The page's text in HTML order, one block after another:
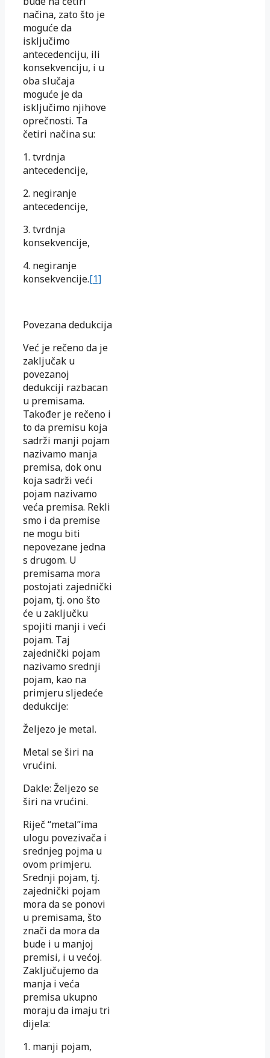
načina, zato što je
moguće da
isključimo
antecedenciju, ili
konsekvenciju, i u
oba slučaja
moguće je da
isključimo njihove
oprečnosti. Ta
četiri načina su:
1. tvrdnja
antecedencije,
2. negiranje
antecedencije,
3. tvrdnja
konsekvencije,
4. negiranje
konsekvencije.[1]
Povezana dedukcija
Već je rečeno da je
zaključak u
povezanoj
dedukciji razbacan
u premisama.
Također je rečeno i
to da premisu koja
sadrži manji pojam
nazivamo manja
premisa, dok onu
koja sadrži veći
pojam nazivamo
veća premisa. Rekli
smo i da premise
ne mogu biti
nepovezane jedna
s drugom. U
premisama mora
postojati zajednički
pojam, tj. ono što
će u zaključku
spojiti manji i veći
pojam. Taj
zajednički pojam
nazivamo srednji
pojam, kao na
primjeru sljedeće
dedukcije:
Željezo je metal.
Metal se širi na
vrućini.
Dakle: Željezo se
širi na vrućini.
Riječ “metal”ima
ulogu povezivača i
srednjeg pojma u
ovom primjeru.
Srednji pojam, tj.
zajednički pojam
mora da se ponovi
u premisama, što
znači da mora da
bude i u manjoj
premisi, i u većoj.
Zaključujemo da
manja i veća
premisa ukupno
moraju da imaju tri
dijela:
1. manji pojam,